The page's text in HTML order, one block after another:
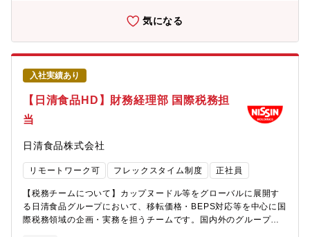
ベルの長野県に拠点を置く世界を代表するメーカーです。多くの
従業員が住む松本市は夏は涼しく、冬も積雪は意外なほど少ない
地域です。自然環境や地域資源を取り入れた保育環境が進んでい
ます。子育てをする環境としてはベストな地域です。長野県は住
みやすい街ランキングでも上位に入ってきており、中途入社で県
外から入社して来られる方が多くいらっしゃいます。世界売上比
率約8割程度を誇り、長い歴史をもつ同社は長野県から誕生してお
り、その歴史と文化を非常に大切にしていらっしゃいます。■参
考：https://www.epson.jp/recruit/career/attractiveness/
く、社会課題の解決に向けた経営方針を掲げております。海外売
上比率は約8割とグローバルな環境、舞台で、社会課題解決に挑戦
しています。経営理念に共感できる方の応募をお待ちしておりま
す。■長期ビジョン ENGINEERED FUTURE 2035：
https://corporate.epson/ja/philosophy/vision/■サステナビリテ
ィ経営：https://corporate.epson/ja/sustainability/initiatives/
設プロジェクト」「海外における新規法人の設立」「完全栄養食
事業の展開」「国内事業会社の経理シェアードサービス拡大」な
ど、新しい案件が目白押しであり、チャレンジし、自身を成長さ
せることが可能な環境となっています。キャリアとして、主計チ
ームの管理職を目指していただく事も出来ますし、財務プラット
フォーム（財務本部）内の別チーム（連結、税務、財務、企画、
IRなど）、国内子会社への派遣、海外子会社への駐在、など幅広
い選択肢があり、チャレンジをしていただく事が可能です。【雇
用条件】■在籍企業 日清食品株式会社■所属企業 日清
ス勤務とテレワークを推進しています。ペーパーレス＆デジタル
化が進んでいますので、慣れてくれば在宅勤務も可能（目安は週1
～3日程度）、午前テレワーク・午後出社という働き方も可能で
話題の完全栄養食が300円で食べられます！補足３）財務経理部の
拠点は東京都新宿区のみです。
気になる
入社実績あり
【日清食品HD】財務経理部 国際税務担
当
日清食品株式会社
リモートワーク可 フレックスタイム制度 正社員
【税務チームについて】カップヌードル等をグローバルに展開す
る日清食品グループにおいて、移転価格・BEPS対応等を中心に国
際税務領域の企画・実務を担うチームです。国内外のグループ会